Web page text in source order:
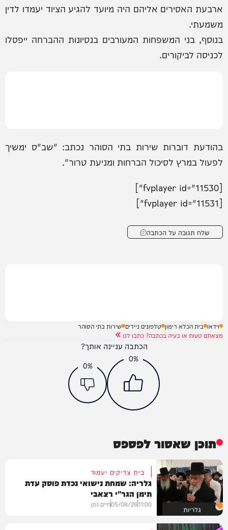
ארבעת האסירים אליהם היה מיועד להגיע הציוד יעמדו לדין
משמעתי.
בנוסף, בני המשפחות המעורבים בנסיונות ההברחה ייפסלו
לכניסה לביקורים.
בהודעת דוברות שירות בתי הסוהר נכתב: "שב"ס ימשיך
לפעול במרץ לסיכול הברחות ומניעת טרור".
[fvplayer id="11530"]
[fvplayer id="11531"]
שלח תגובה על הכתבה
וידאו בית הכלא רימון טלפונים ניידים שירות בתי הסוהר
מצאתם טעות או בעיה בכתבה? כתבו לנו
הכתבה עניינה אותך?
0%
0%
תוכן שאסור לפספס
גלריות
בית צדיקים יעמוד
גלריה: שמחת נישואי נכדת פוסק עדת
תימן הגר"י רצאבי
11:00
05/08/26חיים גפן